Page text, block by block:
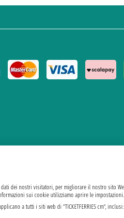
Taoticket S.r.l.
- Capitale Sociale € 100.000,00 i.v. -
dei nostri visitatori, per migliorare il nostro sito
sui cookie utilizziamo aprire le impostazioni.
a tutti i siti web di "TICKETFERRIES cm",